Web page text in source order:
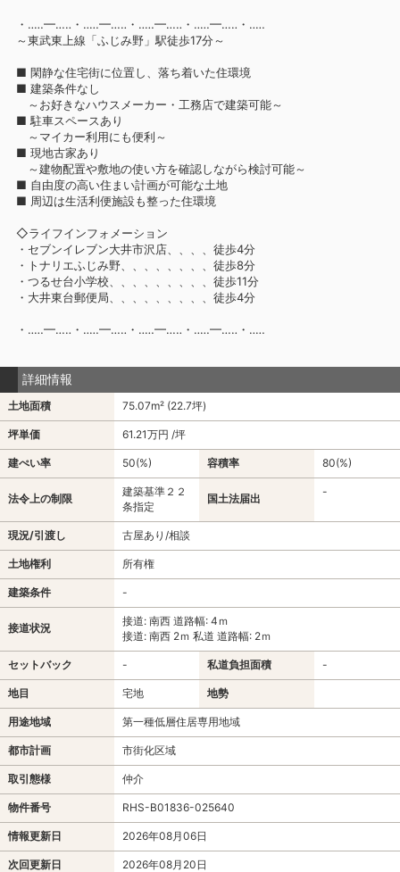
・‥…━…‥・‥…━…‥・‥…━…‥・‥…━…‥・‥…
～東武東上線「ふじみ野」駅徒歩17分～
■ 閑静な住宅街に位置し、落ち着いた住環境
■ 建築条件なし
～お好きなハウスメーカー・工務店で建築可能～
■ 駐車スペースあり
～マイカー利用にも便利～
■ 現地古家あり
～建物配置や敷地の使い方を確認しながら検討可能～
■ 自由度の高い住まい計画が可能な土地
■ 周辺は生活利便施設も整った住環境
◇ライフインフォメーション
・セブンイレブン大井市沢店、、、、徒歩4分
・トナリエふじみ野、、、、、、、、徒歩8分
・つるせ台小学校、、、、、、、、、徒歩11分
・大井東台郵便局、、、、、、、、、徒歩4分
・‥…━…‥・‥…━…‥・‥…━…‥・‥…━…‥・‥…
詳細情報
土地面積 75.07m² (22.7坪)
坪単価 61.21万円 /坪
建ぺい率 50(%) 容積率 80(%)
法令上の制限
建築基準２２
条指定
国土法届出
-
現況/引渡し 古屋あり/相談
土地権利 所有権
建築条件 -
接道状況
接道: 南西 道路幅: 4ｍ
接道: 南西 2ｍ 私道 道路幅: 2ｍ
セットバック - 私道負担面積 -
地目 宅地 地勢
用途地域 第一種低層住居専用地域
都市計画 市街化区域
取引態様 仲介
物件番号 RHS-B01836-025640
情報更新日 2026年08月06日
次回更新日
2026年08月20日